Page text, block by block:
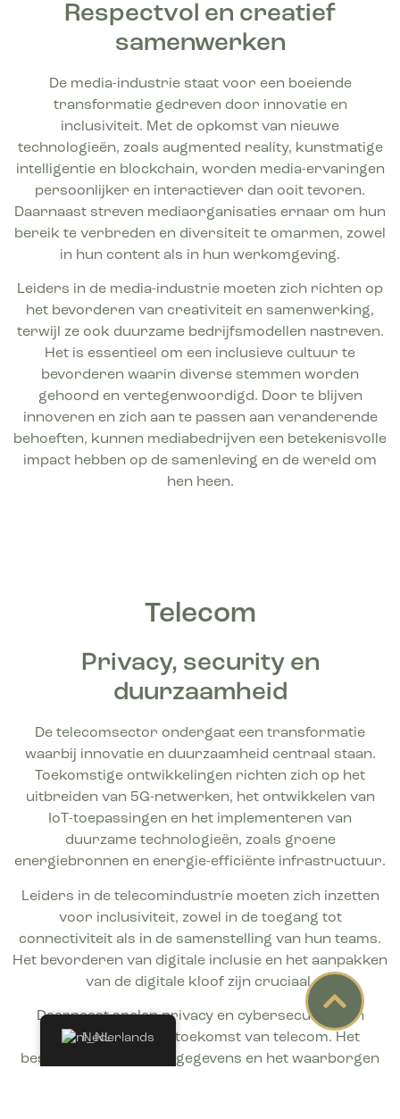
Respectvol en creatief
samenwerken
De media-industrie staat voor een boeiende
transformatie gedreven door innovatie en
inclusiviteit. Met de opkomst van nieuwe
technologieën, zoals augmented reality, kunstmatige
intelligentie en blockchain, worden media-ervaringen
persoonlijker en interactiever dan ooit tevoren.
Daarnaast streven mediaorganisaties ernaar om hun
bereik te verbreden en diversiteit te omarmen, zowel
in hun content als in hun werkomgeving.
Leiders in de media-industrie moeten zich richten op
het bevorderen van creativiteit en samenwerking,
terwijl ze ook duurzame bedrijfsmodellen nastreven.
Het is essentieel om een inclusieve cultuur te
bevorderen waarin diverse stemmen worden
gehoord en vertegenwoordigd. Door te blijven
innoveren en zich aan te passen aan veranderende
behoeften, kunnen mediabedrijven een betekenisvolle
impact hebben op de samenleving en de wereld om
hen heen.
Telecom
Privacy, security en
duurzaamheid
De telecomsector ondergaat een transformatie
waarbij innovatie en duurzaamheid centraal staan.
Toekomstige ontwikkelingen richten zich op het
uitbreiden van 5G-netwerken, het ontwikkelen van
IoT-toepassingen en het implementeren van
duurzame technologieën, zoals groene
energiebronnen en energie-efficiënte infrastructuur.
Leiders in de telecomindustrie moeten zich inzetten
voor inclusiviteit, zowel in de toegang tot
connectiviteit als in de samenstelling van hun teams.
Het bevorderen van digitale inclusie en het aanpakken
van de digitale kloof zijn cruciaal.
Daarnaast spelen privacy en cybersecurity een
essentiële rol in de toekomst van telecom. Het
beschermen van klantgegevens en het waarborgen
Nederlands